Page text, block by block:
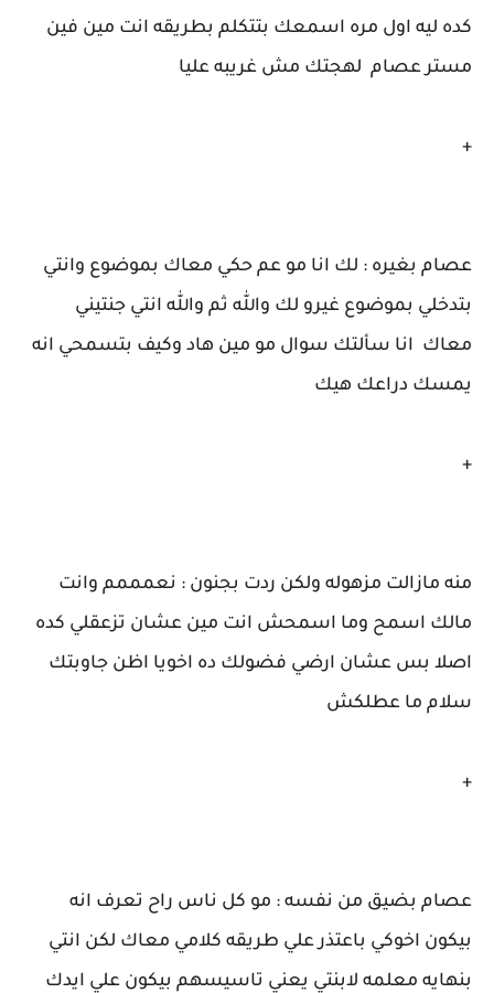
كده ليه اول مره اسمعك بتتكلم بطريقه انت مين فين
مستر عصام لهجتك مش غريبه عليا
+
عصام بغيره : لك انا مو عم حكي معاك بموضوع وانتي
بتدخلي بموضوع غيرو لك والله ثم والله انتي جنتيني
معاك انا سألتك سوال مو مين هاد وكيف بتسمحي انه
يمسك دراعك هيك
+
منه مازالت مزهوله ولكن ردت بجنون : نعمممم وانت
مالك اسمح وما اسمحش انت مين عشان تزعقلي كده
اصلا بس عشان ارضي فضولك ده اخويا اظن جاوبتك
سلام ما عطلكش
+
عصام بضيق من نفسه : مو كل ناس راح تعرف انه
بيكون اخوكي باعتذر علي طريقه كلامي معاك لكن انتي
بنهايه معلمه لابنتي يعني تاسيسهم بيكون علي ايدك